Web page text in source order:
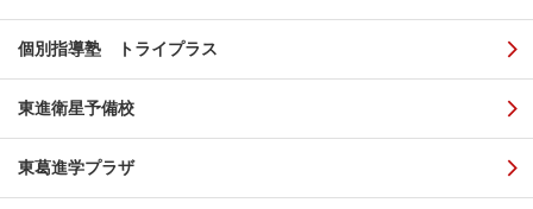
個別指導塾 トライプラス
東進衛星予備校
東葛進学プラザ